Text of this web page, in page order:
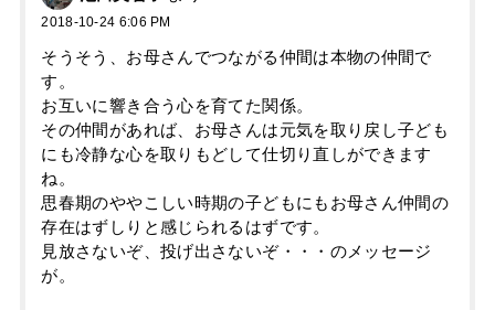
2018-10-24 6:06 PM
そうそう、お母さんでつながる仲間は本物の仲間で
す。
お互いに響き合う心を育てた関係。
その仲間があれば、お母さんは元気を取り戻し子ども
にも冷静な心を取りもどして仕切り直しができます
ね。
思春期のややこしい時期の子どもにもお母さん仲間の
存在はずしりと感じられるはずです。
見放さないぞ、投げ出さないぞ・・・のメッセージ
が。